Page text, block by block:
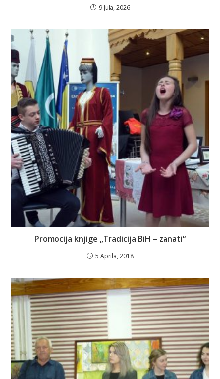
9 Jula, 2026
Promocija knjige „Tradicija BiH – zanati“
5 Aprila, 2018